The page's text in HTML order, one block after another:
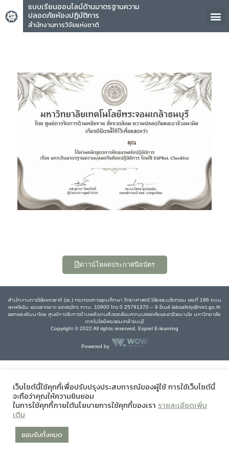
แบบเรียนออนไลน์ด้านมาตรฐานความ
ปลอดภัยห้องปฏิบัติการ
สำนักงานการวิจัยแห่งชาติ
คุณ
ดาวน์โหลดประกาศนียบัตร
สำนักงานการวิจัยแห่งชาติ (วช.) กระทรวงการอุดมศึกษา วิทยาศาสตร์ วิจัยและนวัตกรรม เลขที่ 196 ถนน
พหลโยธิน แขวงลาดยาว เขตจตุจักร กทม. 10900 โทร 0 25791370 – 9 อีเมล์ labsafety@nrct.go.th
ออกและพัฒนาโดย ศูนย์การจัดการด้านพลังงานสิ่งแวดล้อมความปลอดภัยและอาชีวอนามัย มหาวิทยาลัย
เทคโนโลยีพระจอมเกล้าธนบุรี
Copyright © 2022 All rights reserved, Esprel E-learning
Powered by
เว็บไซต์นี้ใช้คุกกี้เพื่อปรับปรุงประสบการณ์ของผู้ใช้ การใช้เว็บไซต์นี้
จะถือว่าคุณให้ความยินยอม
ในการใช้คุกกี้ภายใต้นโยบายการใช้คุกกี้ของเรา รายละเอียดเพิ่ม
เติม
ยอมรับทั้งหมด